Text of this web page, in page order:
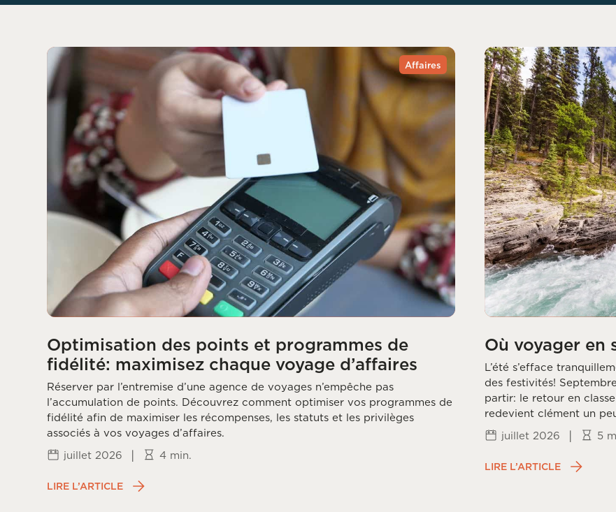
Affaires
Optimisation des points et programmes de
fidélité: maximisez chaque voyage d’affaires
Réserver par l’entremise d’une agence de voyages n’empêche pas
l’accumulation de points. Découvrez comment optimiser vos programmes de
fidélité afin de maximiser les récompenses, les statuts et les privilèges
associés à vos voyages d’affaires.
juillet 2026
| 4 min.
LIRE L’ARTICLE
Où voyager en
L’été s’efface
des festivités!
partir: le retour en
redevient clément un
fois la frénésie estivale
chaque coin du monde
fin de mousson et
juillet 2026 | 5
LIRE L’ARTICLE